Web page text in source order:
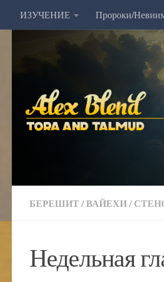
Перейти к содержимому
ИЗУЧЕНИЕ Пророки/
БЕРЕШИТ/ВАЙЕХИ/
Недельная